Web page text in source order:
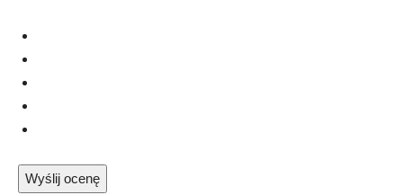
Wyślij ocenę